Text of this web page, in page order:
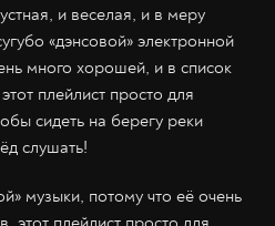
и веселая, и в меру
«дэнсовой» электронной
много хорошей, и в список
плейлист просто для
сидеть на берегу реки
слушать!
музыки, потому что её очень